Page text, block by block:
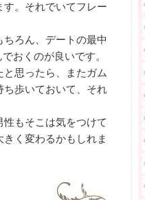
。それでいてフレー
ろん、デートの最中
おくのが良いです。
思ったら、またガム
ち歩いておいて、それ
もそこは気をつけて
く変わるかもしれま